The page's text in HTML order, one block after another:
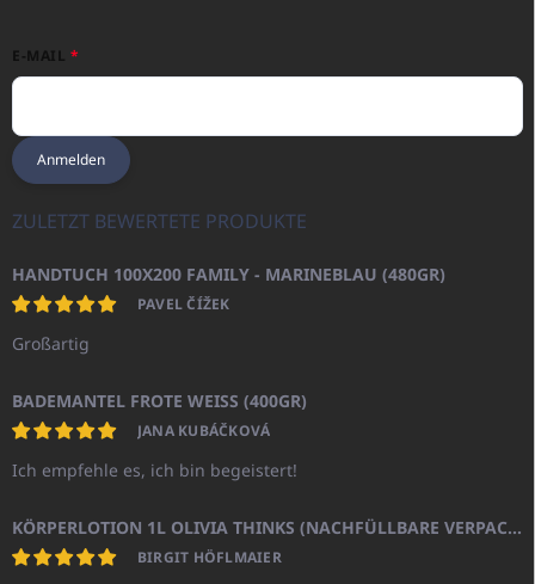
E-MAIL
Anmelden
ZULETZT BEWERTETE PRODUKTE
HANDTUCH 100X200 FAMILY - MARINEBLAU (480GR)
PAVEL ČÍŽEK
Großartig
BADEMANTEL FROTE WEISS (400GR)
JANA KUBÁČKOVÁ
Ich empfehle es, ich bin begeistert!
KÖRPERLOTION 1L OLIVIA THINKS (NACHFÜLLBARE VERPACKUNG)
BIRGIT HÖFLMAIER